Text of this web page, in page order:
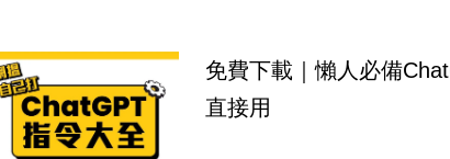
免費下載｜懶人必備
直接用